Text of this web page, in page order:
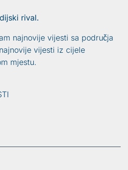
rival.
najnovije vijesti sa područja
vijesti iz cijele
mjestu.